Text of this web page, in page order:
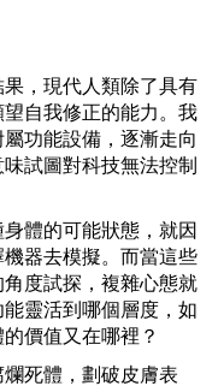
，現代人類除了具有
自我修正的能力。我
功能設備，逐漸走向
試圖對科技無法控制
體的可能狀態，就因
器去模擬。而當這些
度試探，複雜心態就
靈活到哪個層度，如
價值又在哪裡？
死體，劃破皮膚表